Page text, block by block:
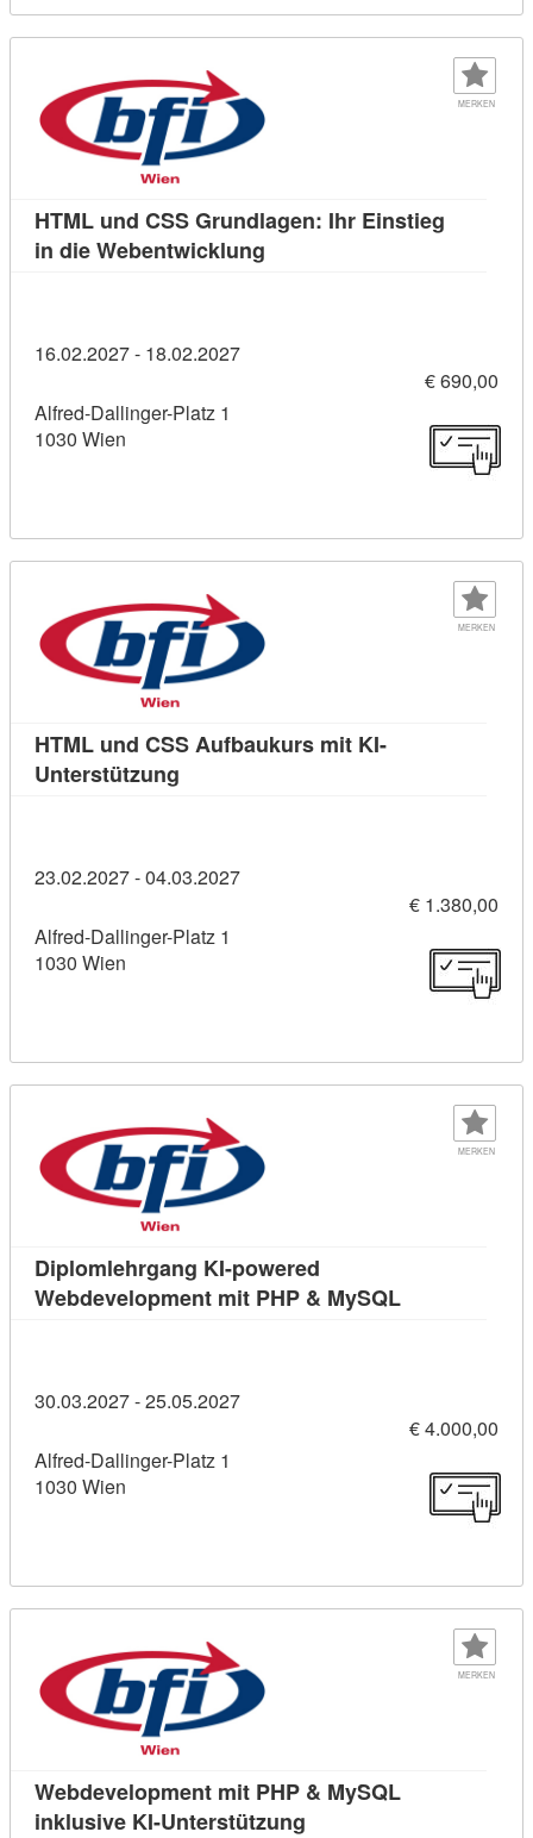
MERKEN
HTML und CSS Grundlagen: Ihr Einstieg
in die Webentwicklung
16.02.2027 - 18.02.2027
€ 690,00
Alfred-Dallinger-Platz 1
1030 Wien
MERKEN
HTML und CSS Aufbaukurs mit KI-
Unterstützung
23.02.2027 - 04.03.2027
€ 1.380,00
Alfred-Dallinger-Platz 1
1030 Wien
MERKEN
Diplomlehrgang KI-powered
Webdevelopment mit PHP & MySQL
30.03.2027 - 25.05.2027
€ 4.000,00
Alfred-Dallinger-Platz 1
1030 Wien
MERKEN
Webdevelopment mit PHP & MySQL
inklusive KI-Unterstützung